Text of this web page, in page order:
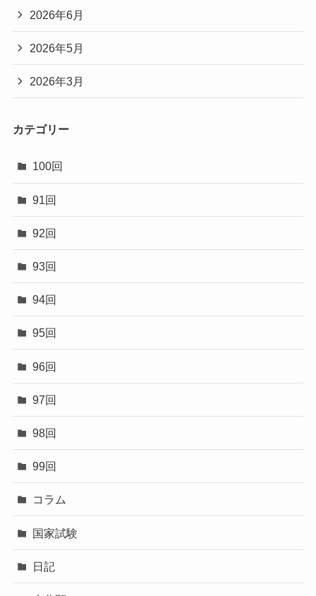
2026年6月
2026年5月
2026年3月
カテゴリー
100回
91回
92回
93回
94回
95回
96回
97回
98回
99回
コラム
国家試験
日記